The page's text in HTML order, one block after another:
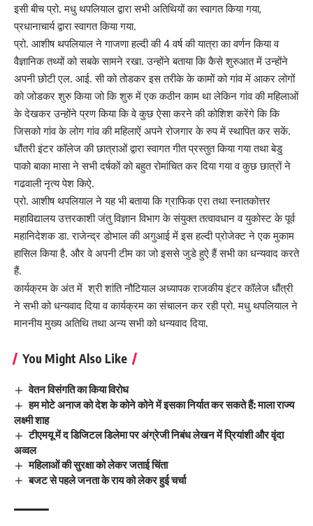
इसी बीच प्रो. मधु थपलियाल द्वारा सभी अतिथियों का स्वागत किया गया,
प्रधानाचार्य द्वारा स्वागत किया गया.
प्रो. आशीष थपलियाल ने गाजणा हल्दी की 4 वर्ष की यात्रा का वर्णन किया व
वैज्ञानिक तथ्यों को सबके सामने रखा. उन्होंने बताया कि कैसे शुरुआत में उन्होंने
अपनी छोटी एल. आई. सी को तोडकर इस तरीके के कामों को गांव में आकर लोगों
को जोडकर शुरु किया जो कि शुरु में एक कठीन काम था लेकिन गांव की महिलाओं
के देखकर उन्होंने प्रण किया कि वे कुछ ऐसा करने की कोशिश करेंगे कि कि
जिसको गांव के लोग गांव की महिलाऐं अपने रोजगार के रुप में स्थापित कर सकें.
धौंतरी इंटर कॉलेज की छात्राओं द्वारा स्वागत गीत प्रस्तुत किया गया तथा बेडु
पाको बाका मासा ने सभी दर्षकों को बहुत रोमांचित कर दिया गया व कुछ छात्रों ने
गढवाली नृत्य पेश किऐ.
प्रो. आशीष थपलियाल ने यह भी बताया कि ग्राफिक एरा तथा स्नातकोत्तर
महाविद्यालय उत्तरकाशी जंतु विज्ञान विभाग के संयुक्त तत्वावधान व युकोस्ट के पूर्व
महानिदेशक डा. राजेन्द्र डोभाल की अगुआई में इस हल्दी प्रोजेक्ट ने एक मुकाम
हासिल किया है. और वे अपनी टीम का जो इससे जुडे हुऐ हैं सभी का धन्यवाद करते
हैं.
कार्यक्रम के अंत में श्री शांति नौटियाल अध्यापक राजकीय इंटर कॉलेज धौंत्री
ने सभी को धन्यवाद दिया व कार्यक्रम का संचालन कर रही प्रो. मधु थपलियाल ने
माननीय मुख्य अतिथि तथा अन्य सभी को धन्यवाद दिया.
You Might Also Like
वेतन विसंगति का किया विरोध
हम मोटे अनाज को देश के कोने कोने में इसका निर्यात कर सकते हैं: माला राज्य
लक्ष्मी शाह
टीएमयू में द डिजिटल डिलेमा पर अंग्रेजी निबंध लेखन में प्रियांशी और वृंदा
अव्वल
महिलाओं की सुरक्षा को लेकर जताई चिंता
बजट से पहले जनता के राय को लेकर हुई चर्चा